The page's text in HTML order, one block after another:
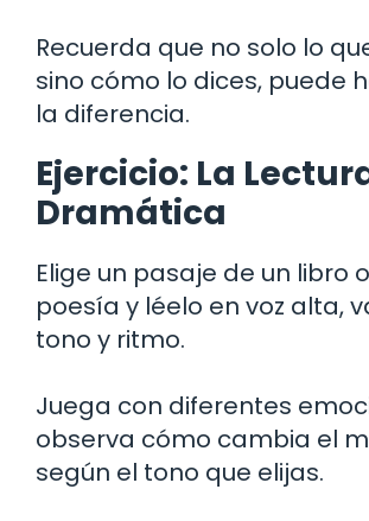
Recuerda que no solo lo
sino cómo lo dices, puede
la diferencia.
Ejercicio: La
Dramática
Elige un pasaje de un libro
poesía y léelo en voz alta,
tono y ritmo.
Juega con diferentes
observa cómo cambia el
según el tono que elijas.